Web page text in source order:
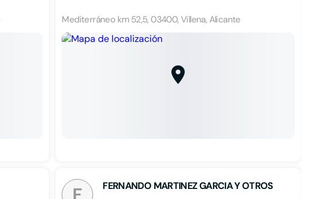
Mediterráneo km 52,5, 03400, Villena, Alicante
FERNANDO MARTINEZ GARCIA Y OTROS